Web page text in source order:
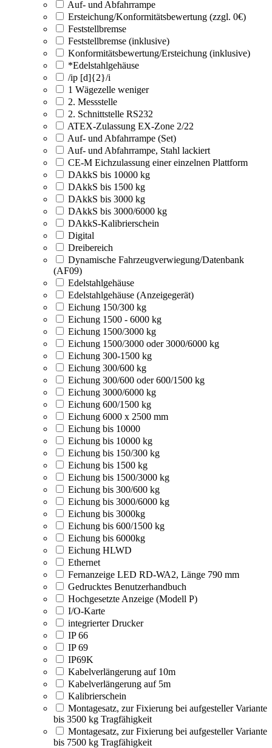
Auf- und Abfahrrampe
Ersteichung/Konformitätsbewertung (zzgl. 0€)
Feststellbremse
Feststellbremse (inklusive)
Konformitätsbewertung/Ersteichung (inklusive)
*Edelstahlgehäuse
/ip [d]{2}/i
1 Wägezelle weniger
2. Messstelle
2. Schnittstelle RS232
ATEX-Zulassung EX-Zone 2/22
Auf- und Abfahrrampe (Set)
Auf- und Abfahrrampe, Stahl lackiert
CE-M Eichzulassung einer einzelnen Plattform
DAkkS bis 10000 kg
DAkkS bis 1500 kg
DAkkS bis 3000 kg
DAkkS bis 3000/6000 kg
DAkkS-Kalibrierschein
Digital
Dreibereich
Dynamische Fahrzeugverwiegung/Datenbank
(AF09)
Edelstahlgehäuse
Edelstahlgehäuse (Anzeigegerät)
Eichung 150/300 kg
Eichung 1500 - 6000 kg
Eichung 1500/3000 kg
Eichung 1500/3000 oder 3000/6000 kg
Eichung 300-1500 kg
Eichung 300/600 kg
Eichung 300/600 oder 600/1500 kg
Eichung 3000/6000 kg
Eichung 600/1500 kg
Eichung 6000 x 2500 mm
Eichung bis 10000
Eichung bis 10000 kg
Eichung bis 150/300 kg
Eichung bis 1500 kg
Eichung bis 1500/3000 kg
Eichung bis 300/600 kg
Eichung bis 3000/6000 kg
Eichung bis 3000kg
Eichung bis 600/1500 kg
Eichung bis 6000kg
Eichung HLWD
Ethernet
Fernanzeige LED RD-WA2, Länge 790 mm
Gedrucktes Benutzerhandbuch
Hochgesetzte Anzeige (Modell P)
I/O-Karte
integrierter Drucker
IP 66
IP 69
IP69K
Kabelverlängerung auf 10m
Kabelverlängerung auf 5m
Kalibrierschein
Montagesatz, zur Fixierung bei aufgesteller Variante
bis 3500 kg Tragfähigkeit
Montagesatz, zur Fixierung bei aufgesteller Variante
bis 7500 kg Tragfähigkeit